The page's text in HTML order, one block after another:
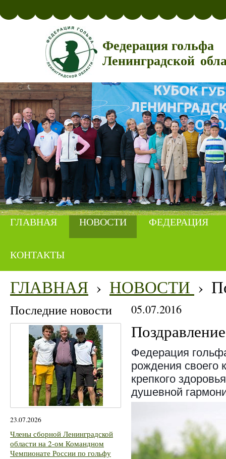
Федерация гольфа
Ленинградской
ГЛАВНАЯ НОВОСТИ ФЕДЕРАЦИЯ
КОНТАКТЫ
ГЛАВНАЯ › НОВОСТИ ›
Последние новости
23.07.2026
Члены сборной Ленинградской
области на 2-ом Командном
Чемпионате России по гольфу
05.07.2016
Федерация
рождения своего
крепкого
душевной